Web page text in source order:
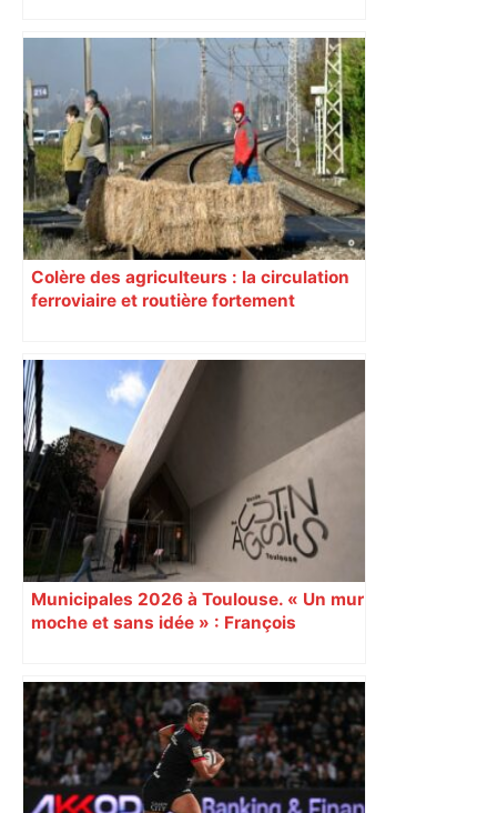
Colère des agriculteurs : la circulation
ferroviaire et routière fortement
Municipales 2026 à Toulouse. « Un mur
moche et sans idée » : François
Augustins